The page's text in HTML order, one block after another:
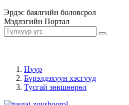
Эрдэс баялгийн боловсрол
Мэдлэгийн Портал
Нүүр
Бүрэлдэхүүн хэсгүүд
Тусгай зөвшөөрөл